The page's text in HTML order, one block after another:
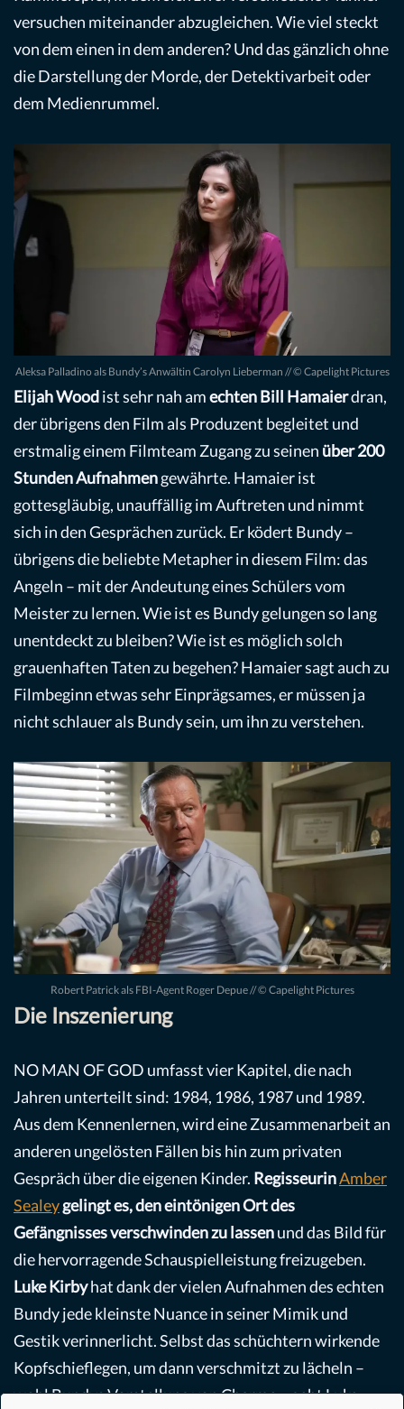
versuchen miteinander abzugleichen. Wie viel steckt
von dem einen in dem anderen? Und das gänzlich ohne
die Darstellung der Morde, der Detektivarbeit oder
dem Medienrummel.
Aleksa Palladino als Bundy’s Anwältin Carolyn Lieberman // © Capelight Pictures
Elijah Woodist sehr nah amechten Bill Hamaierdran,
der übrigens den Film als Produzent begleitet und
erstmalig einem Filmteam Zugang zu seinen über 200
Stunden Aufnahmengewährte. Hamaier ist
gottesgläubig, unauffällig im Auftreten und nimmt
sich in den Gesprächen zurück. Er ködert Bundy –
übrigens die beliebte Metapher in diesem Film: das
Angeln – mit der Andeutung eines Schülers vom
Meister zu lernen. Wie ist es Bundy gelungen so lang
unentdeckt zu bleiben? Wie ist es möglich solch
grauenhaften Taten zu begehen? Hamaier sagt auch zu
Filmbeginn etwas sehr Einprägsames, er müssen ja
nicht schlauer als Bundy sein, um ihn zu verstehen.
Robert Patrick als FBI-Agent Roger Depue // © Capelight Pictures
Die Inszenierung
NO MAN OF GOD umfasst vier Kapitel, die nach
Jahren unterteilt sind: 1984, 1986, 1987 und 1989.
Aus dem Kennenlernen, wird eine Zusammenarbeit an
anderen ungelösten Fällen bis hin zum privaten
Gespräch über die eigenen Kinder. RegisseurinAmber
Sealeygelingt es, den eintönigen Ort des
Gefängnisses verschwinden zu lassenund das Bild für
die hervorragende Schauspielleistung freizugeben.
Luke Kirbyhat dank der vielen Aufnahmen des echten
Bundy jede kleinste Nuance in seiner Mimik und
Gestik verinnerlicht. Selbst das schüchtern wirkende
Kopfschieflegen, um dann verschmitzt zu lächeln –
wohl Bundys Vorstellung von Charme – geht Luke